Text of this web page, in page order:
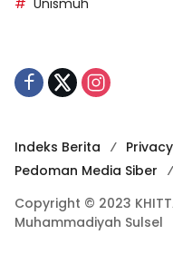
Indeks Berita
Pedoman Media Siber
Copyright © 2023
Muhammadiyah Sulsel